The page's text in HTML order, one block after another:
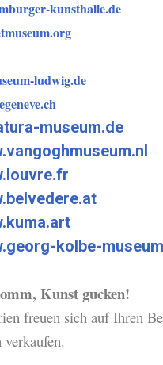
kunsthalle.de
ludwig.de
museum.de
kolbe-
Kunst gucken!
freuen sich auf Ihren